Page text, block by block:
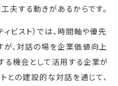
夫する動きがあるからです。
ビスト）では、時間軸や優先
、対話の場を企業価値向上
機会として活用する企業が
との建設的な対話を通じて、